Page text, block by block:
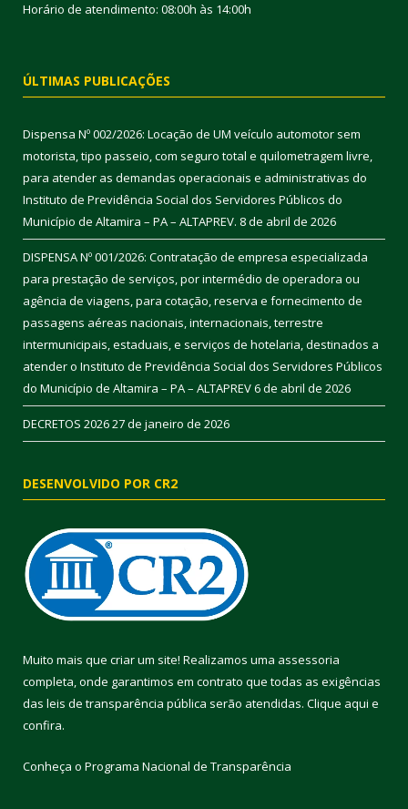
Horário de atendimento: 08:00h às 14:00h
ÚLTIMAS PUBLICAÇÕES
Dispensa Nº 002/2026: Locação de UM veículo automotor sem
motorista, tipo passeio, com seguro total e quilometragem livre,
para atender as demandas operacionais e administrativas do
Instituto de Previdência Social dos Servidores Públicos do
Município de Altamira – PA – ALTAPREV. 8 de abril de 2026
DISPENSA Nº 001/2026: Contratação de empresa especializada
para prestação de serviços, por intermédio de operadora ou
agência de viagens, para cotação, reserva e fornecimento de
passagens aéreas nacionais, internacionais, terrestre
intermunicipais, estaduais, e serviços de hotelaria, destinados a
atender o Instituto de Previdência Social dos Servidores Públicos
do Município de Altamira – PA – ALTAPREV6 de abril de 2026
DECRETOS 202627 de janeiro de 2026
DESENVOLVIDO POR CR2
Muito mais que criar um site! Realizamos uma assessoria
completa, onde garantimos em contrato que todas as exigências
das leis de transparência pública serão atendidas. Clique aqui e
confira.
Conheça o Programa Nacional de Transparência